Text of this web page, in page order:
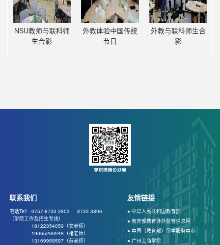
NSU教师与联科师
生合影
外教体验中国传统
节日
外教与联科师生合
影
联系我们
电话Tel: 0757-8733 3803 8733 3806
（学院工作及招生专线）
18122354059（文老师）
19065269948（褚老师）
13169959597（苏老师）
友情链接
● 中华人民共和国教育部
● 教育部教育涉外监管信息网
● 中国（教育部）留学服务中心
● 广州工商学院